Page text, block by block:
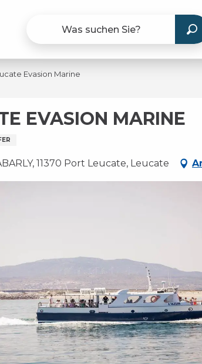
Evasion Marine
EVASION MARINE
11370 Port Leucate, Leucate